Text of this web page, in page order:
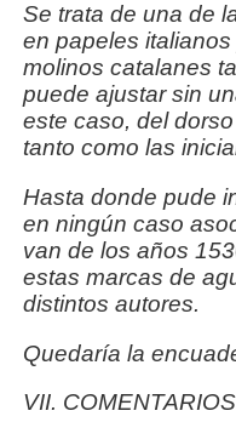
Se trata de una de
en papeles
molinos catalanes
puede ajustarsin
este caso, del
tanto como las
Hasta donde pude
en ningún caso
van de los años
estas marcas de
distintos autores.
Quedaría la
VII.